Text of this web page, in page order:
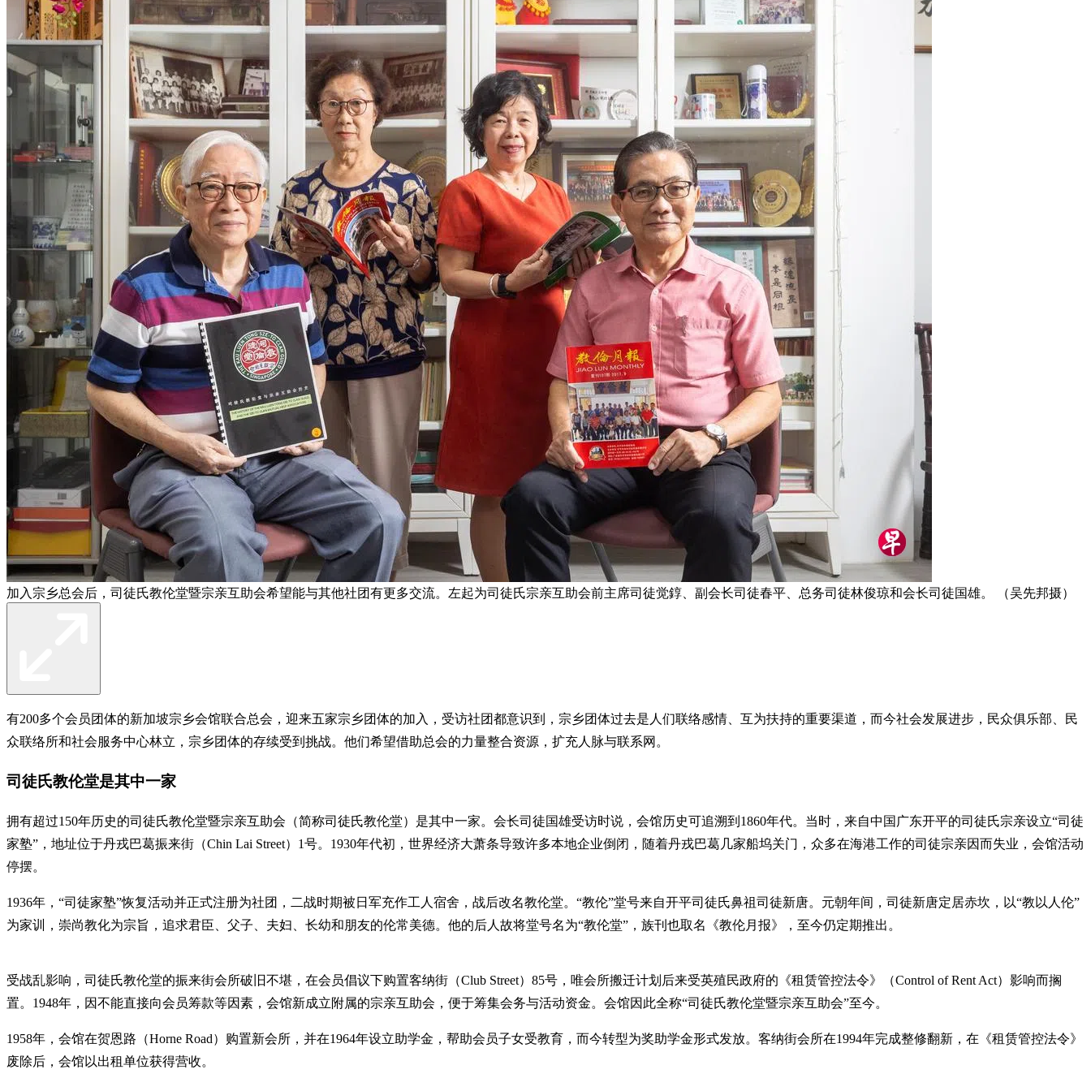
加入宗乡总会后，司徒氏教伦堂暨宗亲互助会希望能与其他社团有更多交流。左起为司徒氏宗亲互助会前主席司徒觉錞、副会长司徒春平、总务司徒林俊琼和会长司徒国雄。 （吴先邦摄）
有200多个会员团体的新加坡宗乡会馆联合总会，迎来五家宗乡团体的加入，受访社团都意识到，宗乡团体过去是人们联络感情、互为扶持的重要渠道，而今社会发展进步，民众俱乐部、民
众联络所和社会服务中心林立，宗乡团体的存续受到挑战。他们希望借助总会的力量整合资源，扩充人脉与联系网。
司徒氏教伦堂是其中一家
拥有超过150年历史的司徒氏教伦堂暨宗亲互助会（简称司徒氏教伦堂）是其中一家。会长司徒国雄受访时说，会馆历史可追溯到1860年代。当时，来自中国广东开平的司徒氏宗亲设立“司徒
家塾”，地址位于丹戎巴葛振来街（Chin Lai Street）1号。1930年代初，世界经济大萧条导致许多本地企业倒闭，随着丹戎巴葛几家船坞关门，众多在海港工作的司徒宗亲因而失业，会馆活动
停摆。
1936年，“司徒家塾”恢复活动并正式注册为社团，二战时期被日军充作工人宿舍，战后改名教伦堂。“教伦”堂号来自开平司徒氏鼻祖司徒新唐。元朝年间，司徒新唐定居赤坎，以“教以人伦”
为家训，崇尚教化为宗旨，追求君臣、父子、夫妇、长幼和朋友的伦常美德。他的后人故将堂号名为“教伦堂”，族刊也取名《教伦月报》，至今仍定期推出。
受战乱影响，司徒氏教伦堂的振来街会所破旧不堪，在会员倡议下购置客纳街（Club Street）85号，唯会所搬迁计划后来受英殖民政府的《租赁管控法令》（Control of Rent Act）影响而搁
置。1948年，因不能直接向会员筹款等因素，会馆新成立附属的宗亲互助会，便于筹集会务与活动资金。会馆因此全称“司徒氏教伦堂暨宗亲互助会”至今。
1958年，会馆在贺恩路（Horne Road）购置新会所，并在1964年设立助学金，帮助会员子女受教育，而今转型为奖助学金形式发放。客纳街会所在1994年完成整修翻新，在《租赁管控法令》
废除后，会馆以出租单位获得营收。